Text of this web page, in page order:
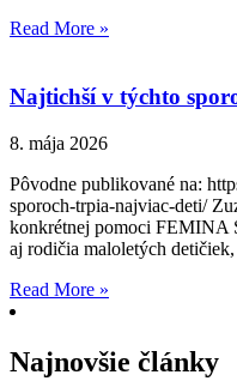
Read More »
Najtichší v týchto
8. mája 2026
Pôvodne publikované na:
sporoch-trpia-najviac-deti/
konkrétnej pomoci FEMINA
aj rodičia maloletých
Read More »
Najnovšie články